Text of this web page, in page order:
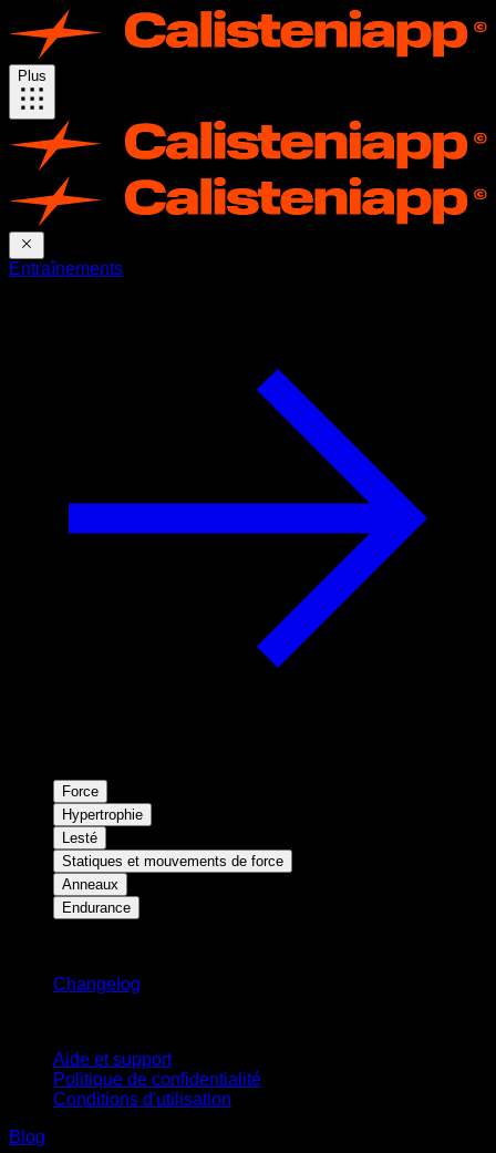
Plus
Entraînements
Force
Hypertrophie
Lesté
Statiques et mouvements de force
Anneaux
Endurance
Changelog
Aide et support
Politique de confidentialité
Conditions d'utilisation
Blog